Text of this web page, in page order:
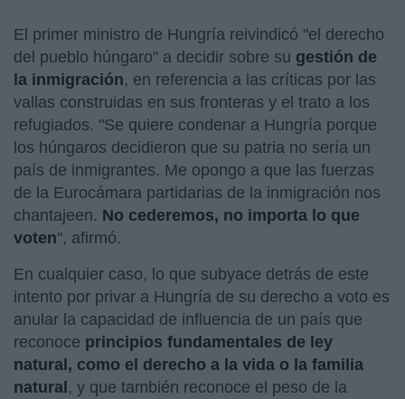
El primer ministro de Hungría reivindicó "el derecho
del pueblo húngaro" a decidir sobre su gestión de
la inmigración, en referencia a las críticas por las
vallas construidas en sus fronteras y el trato a los
refugiados. "Se quiere condenar a Hungría porque
los húngaros decidieron que su patria no sería un
país de inmigrantes. Me opongo a que las fuerzas
de la Eurocámara partidarias de la inmigración nos
chantajeen. No cederemos, no importa lo que
voten", afirmó.
En cualquier caso, lo que subyace detrás de este
intento por privar a Hungría de su derecho a voto es
anular la capacidad de influencia de un país que
reconoce principios fundamentales de ley
natural, como el derecho a la vida o la familia
natural, y que también reconoce el peso de la